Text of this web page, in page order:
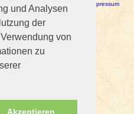
und Analysen
der
von
zu
Akzeptieren
Datenschutzerklärung Impressum